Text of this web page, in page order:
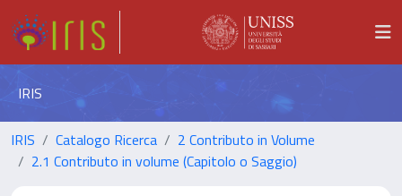
IRIS
IRIS Catalogo Ricerca
2 Contributo in Volume
2.1 Contributo in volume (Capitolo o Saggio)